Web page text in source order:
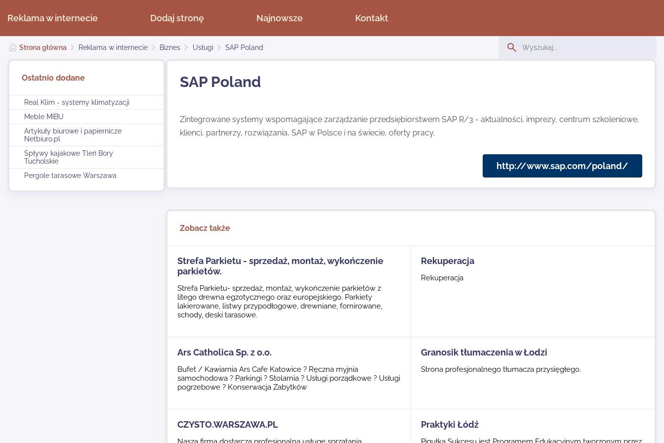
Reklama w internecie Dodaj stronę Najnowsze Kontakt
Strona główna Reklama w internecie Biznes Usługi SAP Poland
Ostatnio dodane
Real Klim - systemy klimatyzacji
Meble MIBU
Artykuły biurowe i papiernicze
Netbiuro.pl
Spływy kajakowe Tleń Bory
Tucholskie
Pergole tarasowe Warszawa
SAP Poland
Zintegrowane systemy wspomagające zarządzanie przedsiębiorstwem SAP R/3 - aktualności, imprezy, centrum szkoleniowe,
klienci, partnerzy, rozwiązania, SAP w Polsce i na świecie, oferty pracy.
http://www.sap.com/poland/
Zobacz także
Strefa Parkietu - sprzedaż, montaż, wykończenie
parkietów.
Strefa Parkietu- sprzedaż, montaż, wykończenie parkietów z
litego drewna egzotycznego oraz europejskiego. Parkiety
lakierowane, listwy przypodłogowe, drewniane, fornirowane,
schody, deski tarasowe.
Rekuperacja
Rekuperacja
Ars Catholica Sp. z o.o.
Bufet / Kawiarnia Ars Cafe Katowice ? Ręczna myjnia
samochodowa ? Parkingi ? Stolarnia ? Usługi porządkowe ? Usługi
pogrzebowe ? Konserwacja Zabytków
Granosik tłumaczenia w Łodzi
Strona profesjonalnego tłumacza przysięgłego.
CZYSTO.WARSZAWA.PL Praktyki Łódź